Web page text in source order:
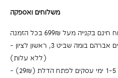
משלוחים ואספקה
- איסוף עצמי: 1-3 ימי עסקים אברהם בומה שביט 3, ראשון לציון
(ללא עלות)